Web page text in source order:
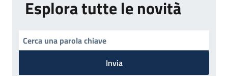
Esplora tutte le novità
Invia